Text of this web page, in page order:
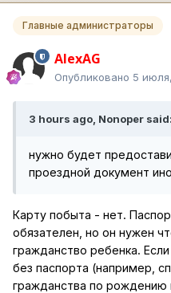
Главные администраторы
AlexAG
Опубликовано 5
3 hours ago, Nonoper said:
нужно будет
проездной документ
Карту побыта - нет.
обязателен, но он нужен
гражданство ребенка.
без паспорта (например,
гражданства по рождению